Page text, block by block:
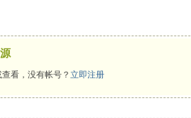
看，没有帐号？ 立即注册